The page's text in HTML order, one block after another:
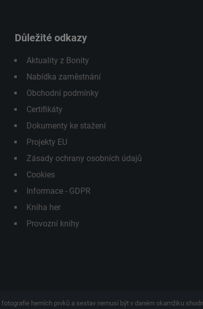
Důležité odkazy
Aktuality z Bonity
Nabídka zaměstnání
Obchodní podmínky
Certifikáty
Dokumenty ke stažení
Projekty EU
Zásady ochrany osobních údajů
Cookies
Informace - GDPR
Kniha her
Provozní knihy
herních prvků a sestav nemusí být v daném okamžiku